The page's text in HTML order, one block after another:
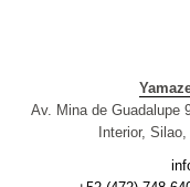
Av. Mina de Guadalupe
Interior,